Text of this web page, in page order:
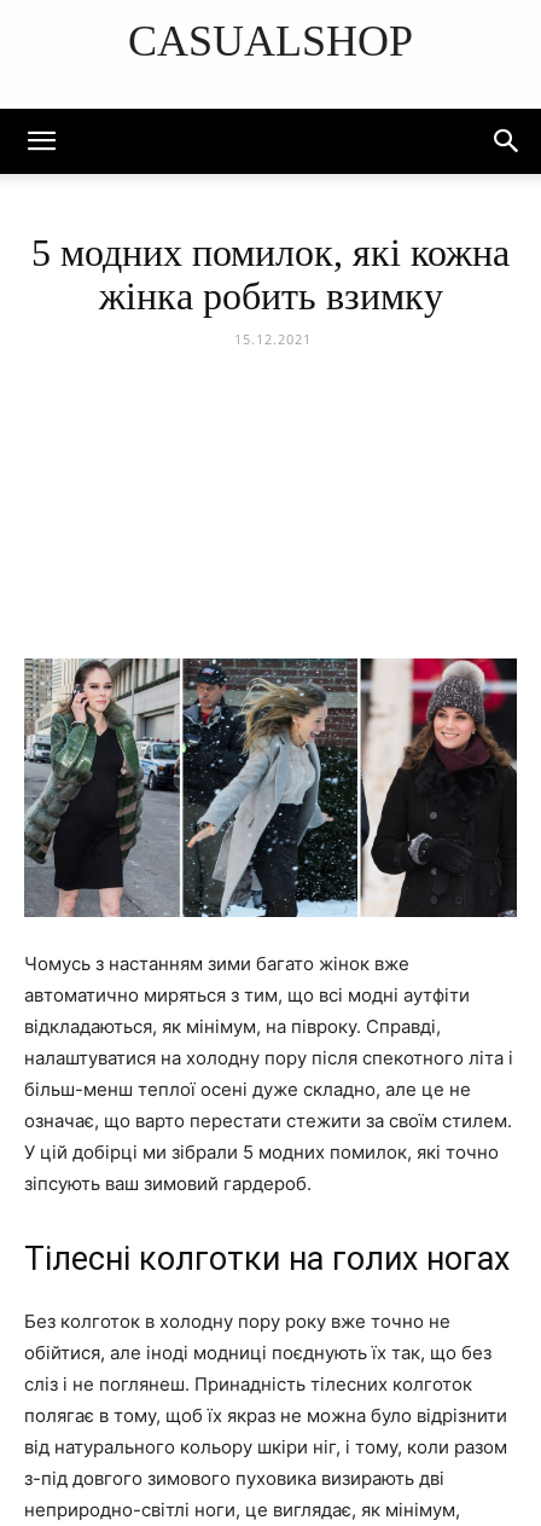
CASUALSHOP
5 модних помилок, які кожна
жінка робить взимку
15.12.2021
Чомусь з настанням зими багато жінок вже
автоматично миряться з тим, що всі модні аутфіти
відкладаються, як мінімум, на півроку. Справді,
налаштуватися на холодну пору після спекотного літа і
більш-менш теплої осені дуже складно, але це не
означає, що варто перестати стежити за своїм стилем.
У цій добірці ми зібрали 5 модних помилок, які точно
зіпсують ваш зимовий гардероб.
Тілесні колготки на голих ногах
Без колготок в холодну пору року вже точно не
обійтися, але іноді модниці поєднують їх так, що без
сліз і не поглянеш. Принадність тілесних колготок
полягає в тому, щоб їх якраз не можна було відрізнити
від натурального кольору шкіри ніг, і тому, коли разом
з-під довгого зимового пуховика визирають дві
неприродно-світлі ноги, це виглядає, як мінімум,